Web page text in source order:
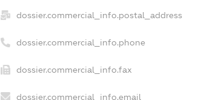
dossier.commercial_info.postal_address
dossier.commercial_info.phone
dossier.commercial_info.fax
dossier.commercial_info.email